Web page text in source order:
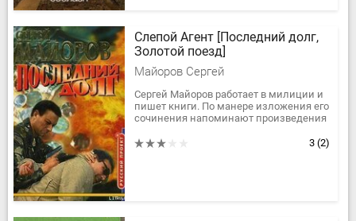
Слепой Агент [Последний долг,
Золотой поезд]
Майоров Сергей
Сергей Майоров работает в милиции и
пишет книги. По манере изложения его
сочинения напоминают произведения
жанра А. Кивинова....
3 (2)